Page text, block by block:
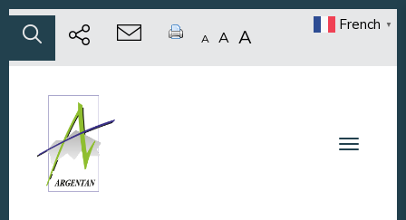
A A A
French ▼
Toggle